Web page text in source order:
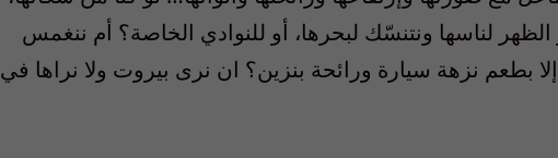
لناسها ونتنسّك لبحرها، أو للنوادي الخاصة؟ أم ننغمس
إلا بطعم نزهة سيارة ورائحة بنزين؟ ان نرى بيروت ولا نراها في